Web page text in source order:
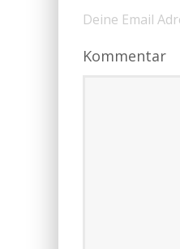
Deine Email
Kommentar